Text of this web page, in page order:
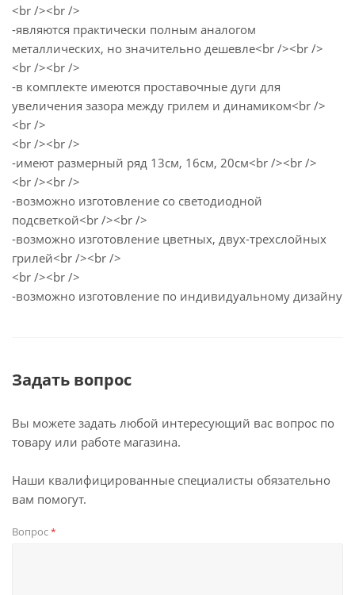
<br /><br />
-являются практически полным аналогом
металлических, но значительно дешевле<br /><br />
<br /><br />
-в комплекте имеются проставочные дуги для
увеличения зазора между грилем и динамиком<br />
<br />
<br /><br />
-имеют размерный ряд 13см, 16см, 20см<br /><br />
<br /><br />
-возможно изготовление со светодиодной
подсветкой<br /><br />
-возможно изготовление цветных, двух-трехслойных
грилей<br /><br />
<br /><br />
-возможно изготовление по индивидуальному дизайну
Задать вопрос
Вы можете задать любой интересующий вас вопрос по
товару или работе магазина.
Наши квалифицированные специалисты обязательно
вам помогут.
Вопрос*